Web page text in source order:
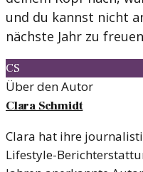
und du kannst nicht
nächste Jahr zu
CS
Über den Autor
Clara Schmidt
Clara hat ihre
Lifestyle-